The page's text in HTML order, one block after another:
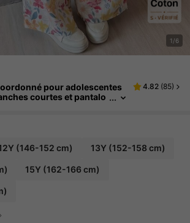
1/6
pour adolescentes
courtes et pantalo
4.82 (85)
(146-152 cm) 13Y (152-158 cm)
15Y (162-166 cm)